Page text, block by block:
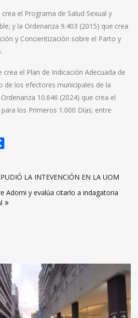
el Programa de Salud Sexual y
y la Ordenanza 9.403 (2015) que crea
y Concientización sobre el Parto y
crea el Plan de Indicación Adecuada de
de los efectores municipales de la
10.646 (2024) que crea el
los Primeros 1.000 Días; entre
LA INTEVENCIÓN EN LA UOM
Adorni y evalúa citarlo a indagatoria